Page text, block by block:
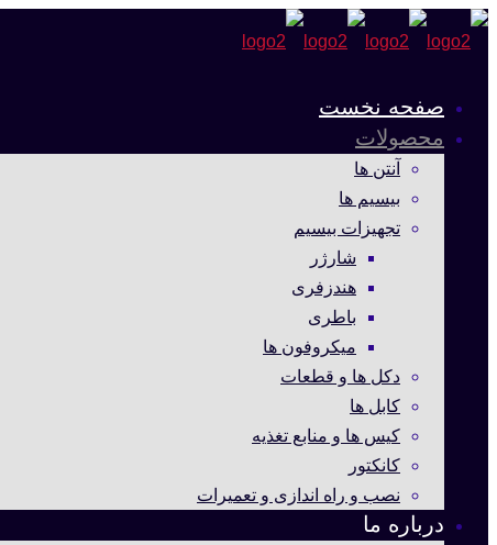
صفحه نخست
محصولات
آنتن ها
بیسیم ها
تجهیزات بیسیم
شارژر
هندزفری
باطری
میکروفون ها
دکل ها و قطعات
کابل ها
کیس ها و منابع تغذیه
کانکتور
نصب و راه اندازی و تعمیرات
درباره ما